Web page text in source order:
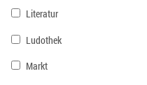
Literatur
Ludothek
Markt